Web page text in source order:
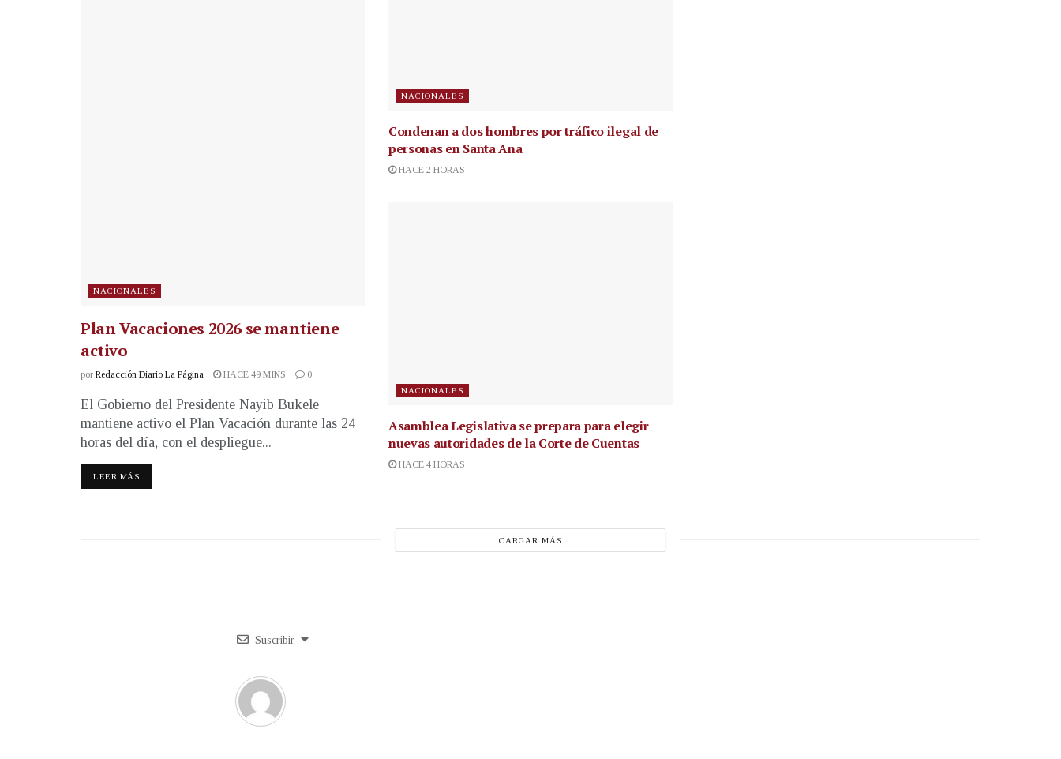
NACIONALES
Plan Vacaciones 2026 se mantiene
activo
por Redacción Diario La Página HACE 49 MINS 0
El Gobierno del Presidente Nayib Bukele
mantiene activo el Plan Vacación durante las 24
horas del día, con el despliegue...
LEER MÁS
NACIONALES
Condenan a dos hombres por tráfico ilegal de
personas en Santa Ana
HACE 2 HORAS
NACIONALES
Asamblea Legislativa se prepara para elegir
nuevas autoridades de la Corte de Cuentas
HACE 4 HORAS
CARGAR MÁS
Suscribir